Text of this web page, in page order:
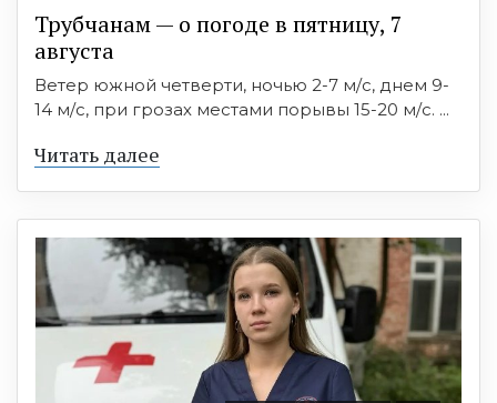
Трубчанам — о погоде в пятницу, 7
августа
Ветер южной четверти, ночью 2-7 м/с, днем 9-
14 м/с, при грозах местами порывы 15-20 м/с. ...
Читать далее